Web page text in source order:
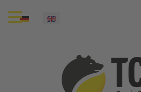
Select your language